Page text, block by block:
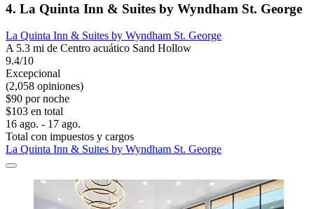
4. La Quinta Inn & Suites by Wyndham St. George
La Quinta Inn & Suites by Wyndham St. George
A 5.3 mi de Centro acuático Sand Hollow
9.4/10
Excepcional
(2,058 opiniones)
$90 por noche
$103 en total
16 ago. - 17 ago.
Total con impuestos y cargos
La Quinta Inn & Suites by Wyndham St. George